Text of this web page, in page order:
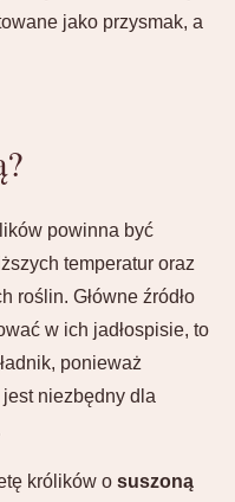
jako przysmak, a
powinna być
temperatur oraz
roślin. Główne źródło
w ich jadłospisie, to
ponieważ
niezbędny dla
królików o suszoną